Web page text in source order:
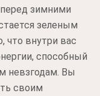
зимними
зеленым
что внутри вас
способный
невзгодам. Вы
своим